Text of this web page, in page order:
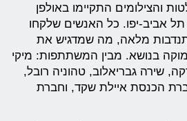
12, וההקלטות והצילומים התקיימו באולפן
אביב-יפו. כל האנשים שלקחו
מלאה, מה שמדגיש את
בנושא. מבין המשתתפות: מיקי
שירה גבריאלוב, טהוניה רובל,
הכנסת איילת שקד, וחברת